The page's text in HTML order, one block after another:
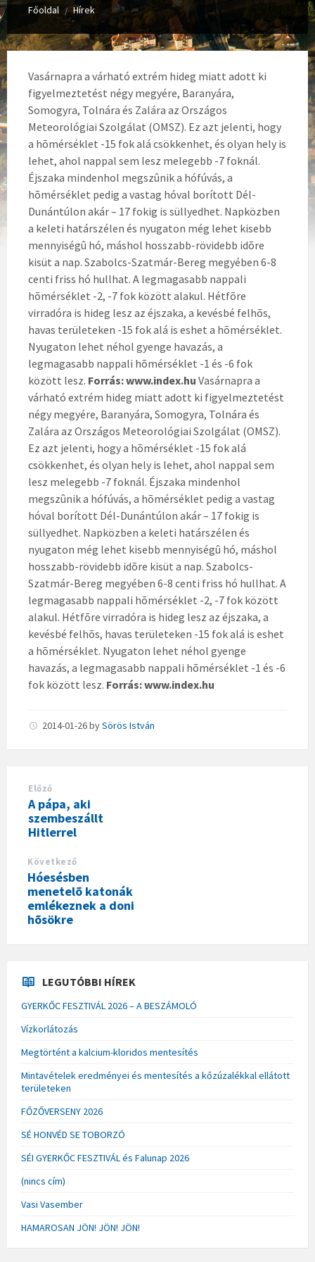
Főoldal / Hírek
Vasárnapra a várható extrém hideg miatt adott ki
figyelmeztetést négy megyére, Baranyára,
Somogyra, Tolnára és Zalára az Országos
Meteorológiai Szolgálat (OMSZ). Ez azt jelenti, hogy
a hõmérséklet -15 fok alá csökkenhet, és olyan hely is
lehet, ahol nappal sem lesz melegebb -7 foknál.
Éjszaka mindenhol megszûnik a hófúvás, a
hõmérséklet pedig a vastag hóval borított Dél-
Dunántúlon akár – 17 fokig is süllyedhet. Napközben
a keleti határszélen és nyugaton még lehet kisebb
mennyiségû hó, máshol hosszabb-rövidebb idõre
kisüt a nap. Szabolcs-Szatmár-Bereg megyében 6-8
centi friss hó hullhat. A legmagasabb nappali
hõmérséklet -2, -7 fok között alakul. Hétfõre
virradóra is hideg lesz az éjszaka, a kevésbé felhõs,
havas területeken -15 fok alá is eshet a hõmérséklet.
Nyugaton lehet néhol gyenge havazás, a
legmagasabb nappali hõmérséklet -1 és -6 fok
között lesz. Forrás: www.index.hu Vasárnapra a
várható extrém hideg miatt adott ki figyelmeztetést
négy megyére, Baranyára, Somogyra, Tolnára és
Zalára az Országos Meteorológiai Szolgálat (OMSZ).
Ez azt jelenti, hogy a hõmérséklet -15 fok alá
csökkenhet, és olyan hely is lehet, ahol nappal sem
lesz melegebb -7 foknál. Éjszaka mindenhol
megszûnik a hófúvás, a hõmérséklet pedig a vastag
hóval borított Dél-Dunántúlon akár – 17 fokig is
süllyedhet. Napközben a keleti határszélen és
nyugaton még lehet kisebb mennyiségû hó, máshol
hosszabb-rövidebb idõre kisüt a nap. Szabolcs-
Szatmár-Bereg megyében 6-8 centi friss hó hullhat. A
legmagasabb nappali hõmérséklet -2, -7 fok között
alakul. Hétfõre virradóra is hideg lesz az éjszaka, a
kevésbé felhõs, havas területeken -15 fok alá is eshet
a hõmérséklet. Nyugaton lehet néhol gyenge
havazás, a legmagasabb nappali hõmérséklet -1 és -6
fok között lesz. Forrás: www.index.hu
2014-01-26bySörös István
Előző
A pápa, aki
szembeszállt
Hitlerrel
Következő
Hóesésben
menetelõ katonák
emlékeznek a doni
hõsökre
LEGUTÓBBI HÍREK
GYERKŐC FESZTIVÁL 2026 – A BESZÁMOLÓ
Vízkorlátozás
Megtörtént a kalcium-kloridos mentesítés
Mintavételek eredményei és mentesítés a kőzúzalékkal ellátott
területeken
FŐZŐVERSENY 2026
SÉ HONVÉD SE TOBORZÓ
SÉI GYERKŐC FESZTIVÁL és Falunap 2026
(nincs cím)
Vasi Vasember
HAMAROSAN JÖN! JÖN! JÖN!